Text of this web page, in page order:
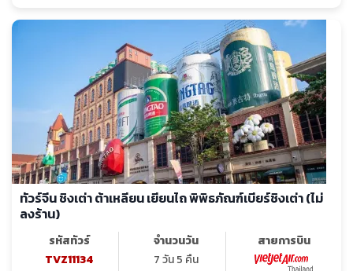
ทัวร์จีน ชิงเต่า ต้าเหลียน เยียนไถ พิพิธภัณฑ์เบียร์ชิงเต่า (ไม่
ลงร้าน)
รหัสทัวร์
TVZ11134
จำนวนวัน
7 วัน 5 คืน
สายการบิน